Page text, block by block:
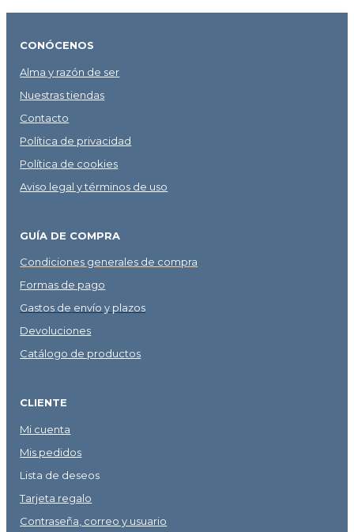
CONÓCENOS
Alma y razón de ser
Nuestras tiendas
Contacto
Política de privacidad
Política de cookies
Aviso legal y términos de uso
GUÍA DE COMPRA
Condiciones generales de compra
Formas de pago
Gastos de envío y plazos
Devoluciones
Catálogo de productos
CLIENTE
Mi cuenta
Mis pedidos
Lista de deseos
Tarjeta regalo
Contraseña, correo y usuario